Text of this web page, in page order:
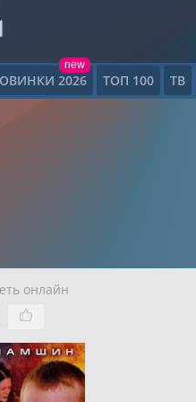
2026
new
ТОП 100 ТВ
онлайн